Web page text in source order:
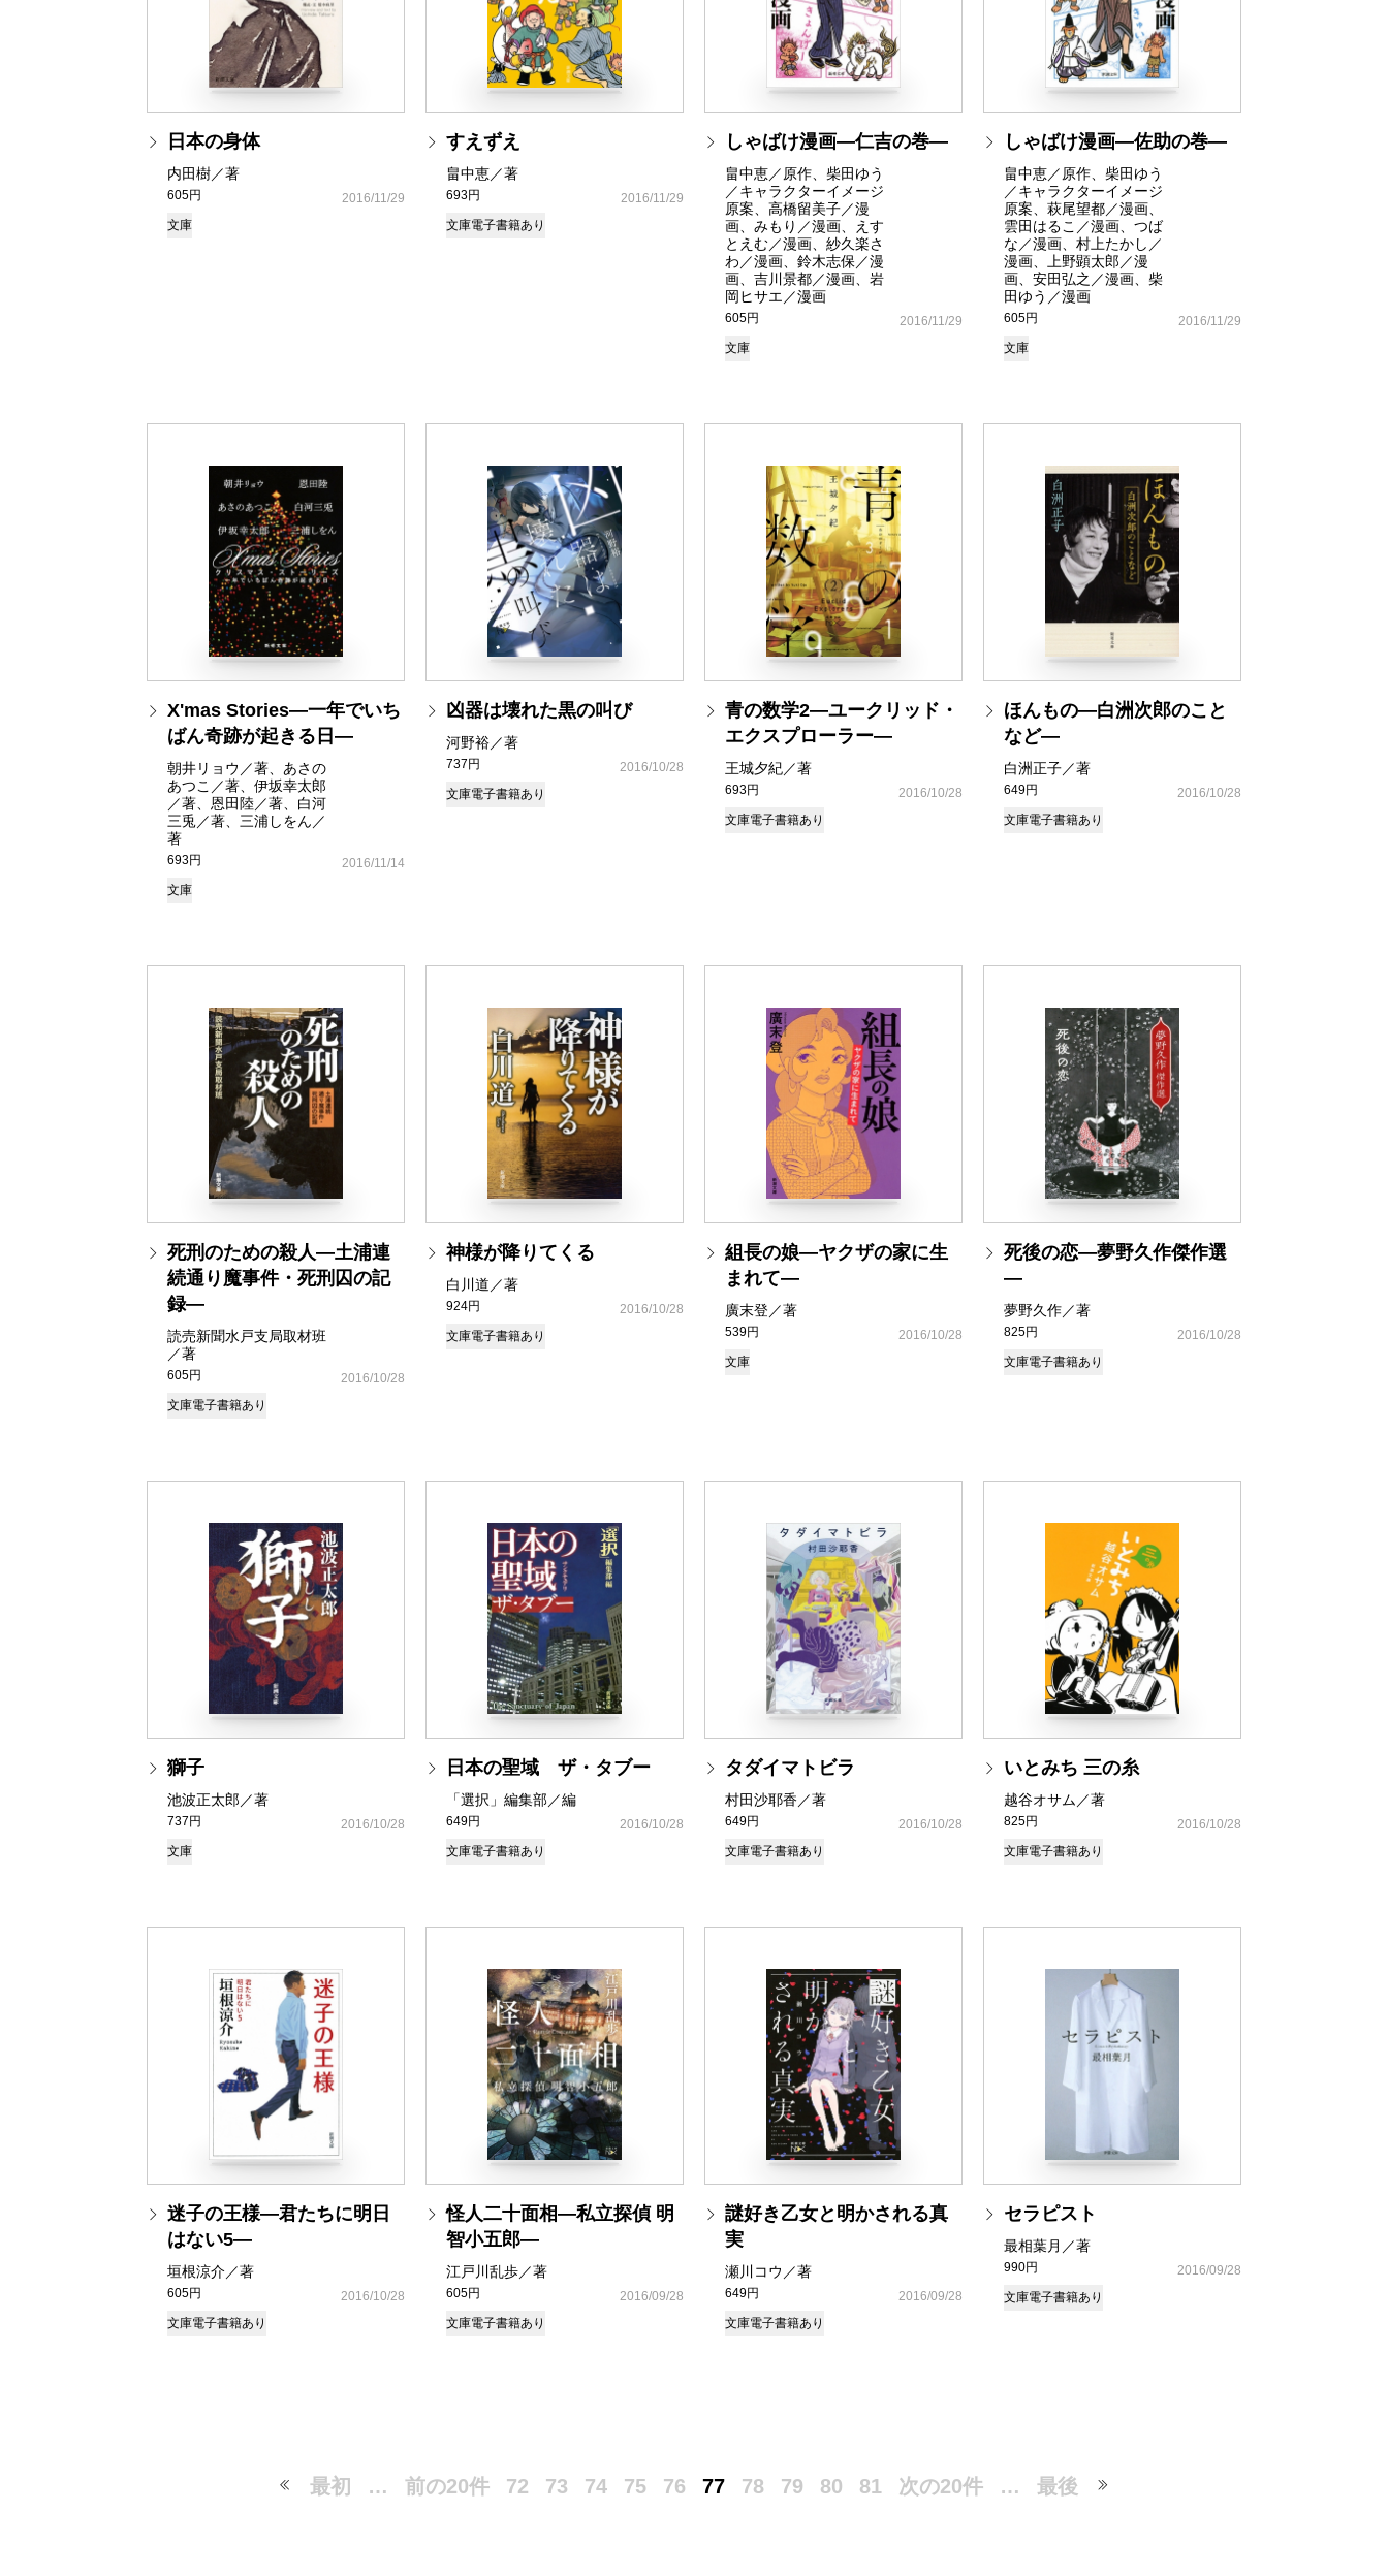
日本の身体
内田樹／著
605円
2016/11/29
文庫
すえずえ
畠中恵／著
693円
2016/11/29
文庫電子書籍あり
しゃばけ漫画―仁吉の巻―
畠中恵／原作、柴田ゆう
／キャラクターイメージ
原案、高橋留美子／漫
画、みもり／漫画、えす
とえむ／漫画、紗久楽さ
わ／漫画、鈴木志保／漫
画、吉川景都／漫画、岩
岡ヒサエ／漫画
605円
2016/11/29
文庫
しゃばけ漫画―佐助の巻―
畠中恵／原作、柴田ゆう
／キャラクターイメージ
原案、萩尾望都／漫画、
雲田はるこ／漫画、つば
な／漫画、村上たかし／
漫画、上野顕太郎／漫
画、安田弘之／漫画、柴
田ゆう／漫画
605円
2016/11/29
文庫
X'mas Stories―一年でいち
ばん奇跡が起きる日―
朝井リョウ／著、あさの
あつこ／著、伊坂幸太郎
／著、恩田陸／著、白河
三兎／著、三浦しをん／
著
693円
2016/11/14
文庫
凶器は壊れた黒の叫び
河野裕／著
737円
2016/10/28
文庫電子書籍あり
青の数学2―ユークリッド・
エクスプローラー―
王城夕紀／著
693円
2016/10/28
文庫電子書籍あり
ほんもの―白洲次郎のこと
など―
白洲正子／著
649円
2016/10/28
文庫電子書籍あり
死刑のための殺人―土浦連
続通り魔事件・死刑囚の記
録―
読売新聞水戸支局取材班
／著
605円
2016/10/28
文庫電子書籍あり
神様が降りてくる
白川道／著
924円
2016/10/28
文庫電子書籍あり
組長の娘―ヤクザの家に生
まれて―
廣末登／著
539円
2016/10/28
文庫
死後の恋―夢野久作傑作選
―
夢野久作／著
825円
2016/10/28
文庫電子書籍あり
獅子
池波正太郎／著
737円
2016/10/28
文庫
日本の聖域 ザ・タブー
「選択」編集部／編
649円
2016/10/28
文庫電子書籍あり
タダイマトビラ
村田沙耶香／著
649円
2016/10/28
文庫電子書籍あり
いとみち 三の糸
越谷オサム／著
825円
2016/10/28
文庫電子書籍あり
迷子の王様―君たちに明日
はない5―
垣根涼介／著
605円
2016/10/28
文庫電子書籍あり
怪人二十面相―私立探偵 明
智小五郎―
江戸川乱歩／著
605円
2016/09/28
文庫電子書籍あり
謎好き乙女と明かされる真
実
瀬川コウ／著
649円
2016/09/28
文庫電子書籍あり
セラピスト
最相葉月／著
990円
2016/09/28
文庫電子書籍あり
最初 … 前の20件 72 73 74 75 76 77 78 79 80 81 次の20件 … 最後